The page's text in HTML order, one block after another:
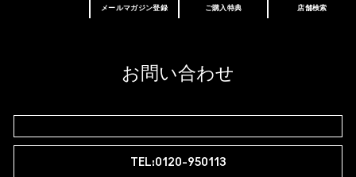
あなたはM･A･Cラバー ロイヤリティ プログ
登録後の初回購入時に10%OFF
メールマガジン登録 ご購入特典 店舗検索
お問い合わせ
TEL:0120-950113